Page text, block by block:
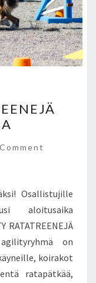
Osallistujille
aloitusaika
agilityryhmä on
koirakot
ratapätkää,